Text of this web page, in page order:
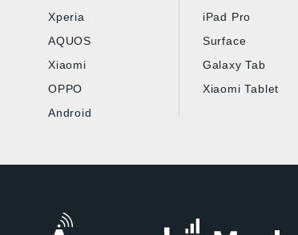
Xperia
AQUOS
Xiaomi
OPPO
Android
iPad Pro
Surface
Galaxy Tab
Xiaomi Tablet